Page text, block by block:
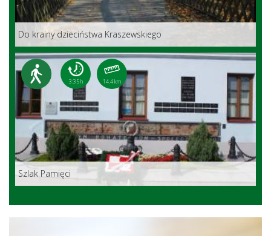
Do krainy dzieciństwa Kraszewskiego
3:35 h 14.4 km
Szlak Pamięci